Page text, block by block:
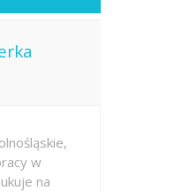
w
na